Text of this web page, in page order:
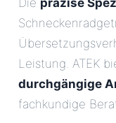
Die präzise
Leistung. ATEK
durchgängige
fachkundige